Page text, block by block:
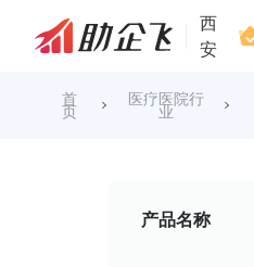
西
安
首
页
医疗医院行
业
产品名称